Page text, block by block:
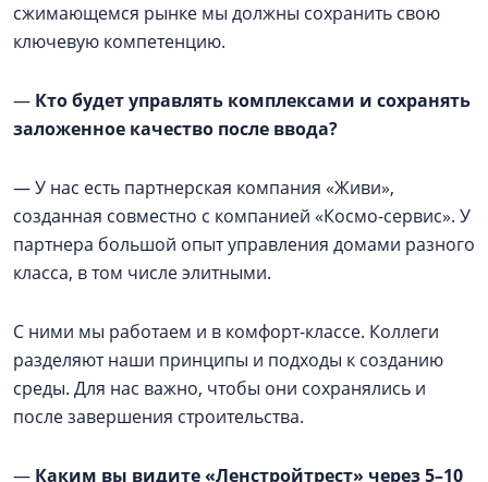
сжимающемся рынке мы должны сохранить свою
ключевую компетенцию.
— Кто будет управлять комплексами и сохранять
заложенное качество после ввода?
— У нас есть партнерская компания «Живи»,
созданная совместно с компанией «Космо-сервис». У
партнера большой опыт управления домами разного
класса, в том числе элитными.
С ними мы работаем и в комфорт-классе. Коллеги
разделяют наши принципы и подходы к созданию
среды. Для нас важно, чтобы они сохранялись и
после завершения строительства.
— Каким вы видите «Ленстройтрест» через 5–10